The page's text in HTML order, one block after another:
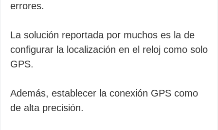
errores.
La solución reportada por muchos es la de
configurar la localización en el reloj como solo
GPS.
Además, establecer la conexión GPS como
de alta precisión.